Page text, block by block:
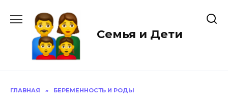
содержанию
Семья и Дети
ГЛАВНАЯ » БЕРЕМЕННОСТЬ И РОДЫ